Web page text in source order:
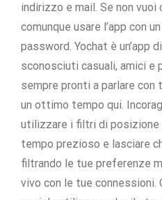
indirizzo e mail. Se non vuoi
comunque usare l’app con
password. Yochat è un’app
sconosciuti casuali, amici e
sempre pronti a parlare con
un ottimo tempo qui.
utilizzare i filtri di posizione
tempo prezioso e lasciare
filtrando le tue preferenze
vivo con le tue